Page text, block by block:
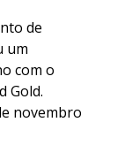
de
um
com o
Gold.
novembro